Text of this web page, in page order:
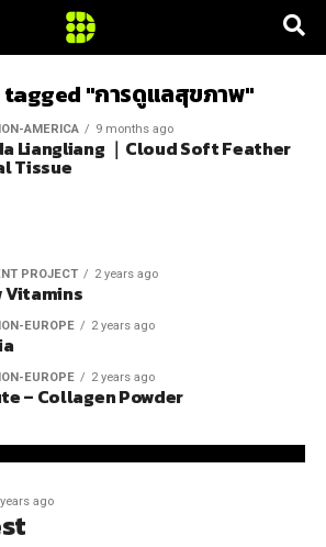
"การดูแลสุขภาพ"
AMERICA 9 months ago
Liangliang ｜Cloud Soft Feather
Tissue
PROJECT 2 years ago
Vitamins
EUROPE 2 years ago
EUROPE 2 years ago
– Collagen Powder
ago